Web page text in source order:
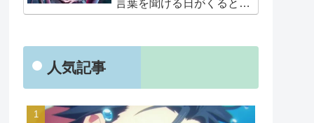
言葉を聞ける日がくると
は･･･夢みたいだ」
人気記事